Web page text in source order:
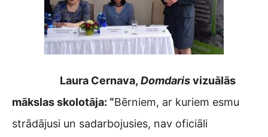
Laura Cernava, Domdarisvizuālās
mākslas skolotāja: “Bērniem, ar kuriem esmu
strādājusi un sadarbojusies, nav oficiāli